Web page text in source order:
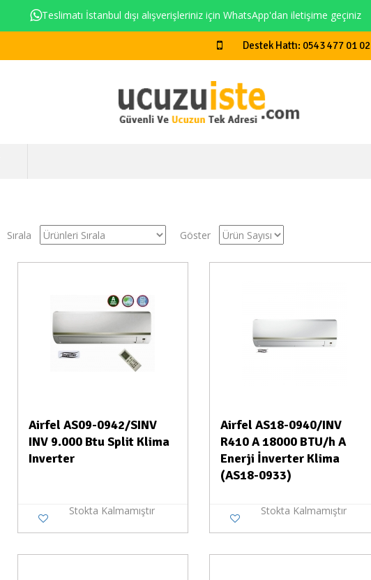
Teslimatı İstanbul dışı alışverişleriniz için WhatsApp'dan iletişime geçiniz
Destek Hattı: 0543 477 01 02
Sırala Göster
Airfel AS09-0942/SINV
INV 9.000 Btu Split Klima
Inverter
Stokta Kalmamıştır
Airfel AS18-0940/INV
R410 A 18000 BTU/h A
Enerji İnverter Klima
(AS18-0933)
Stokta Kalmamıştır